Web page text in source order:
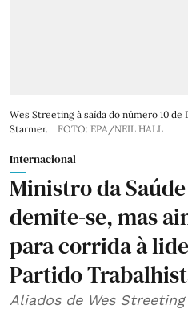
Wes Streeting à saída do número 10
Starmer.
FOTO: EPA/NEIL HALL
Internacional
Ministro da
demite-se, mas
para corrida à
Partido
Aliados de Wes